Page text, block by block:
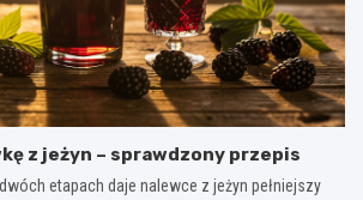
z jeżyn – sprawdzony przepis
etapach daje nalewce z jeżyn pełniejszy